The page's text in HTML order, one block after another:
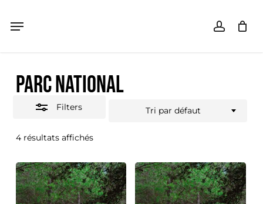
main
content
Menu
Close
PARC NATIONAL
Filters
4 résultats affichés
Tri par défaut
Close